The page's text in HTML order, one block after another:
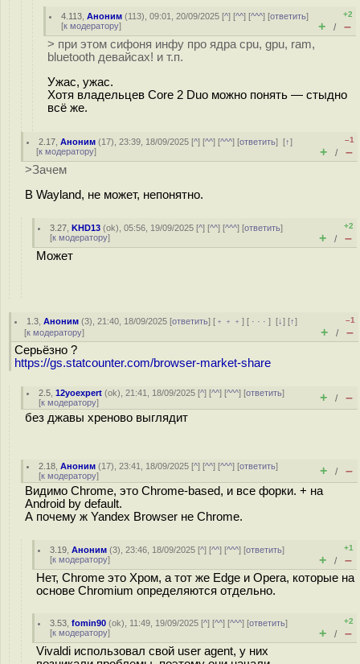
4.113 ,Аноним (113), 09:01, 20/09/2025 [^] [^^] [^^^] [ответить]
[к модератору]
+2
+ / –
> при этом сифоня инфу про ядра cpu, gpu, ram,
bluetooth девайсах! и т.п.
Ужас, ужас.
Хотя владельцев Core 2 Duo можно понять — стыдно
всё же.
2.17 ,Аноним (17), 23:39, 18/09/2025 [^] [^^] [^^^] [ответить][↑]
[к модератору]
–1
+ / –
>Зачем
В Wayland, не может, непонятно.
3.27 ,KHD13 (ok), 05:56, 19/09/2025 [^] [^^] [^^^] [ответить]
[к модератору]
+2
+ / –
Может
1.3 ,Аноним (3), 21:40, 18/09/2025 [ответить] [ ﹢﹢﹢] [ · · ·][↓] [↑]
[к модератору]
–1
+ / –
Серьёзно ?
https://gs.statcounter.com/browser-market-share
2.5 ,12yoexpert (ok), 21:41, 18/09/2025 [^] [^^] [^^^] [ответить]
[к модератору] + / –
без джавы хреново выглядит
2.18 ,Аноним (17), 23:41, 18/09/2025 [^] [^^] [^^^] [ответить]
[к модератору] + / –
Видимо Chrome, это Chrome-based, и все форки. + на
Android by default.
А почему ж Yandex Browser не Chrome.
3.19 ,Аноним (3), 23:46, 18/09/2025 [^] [^^] [^^^] [ответить]
[к модератору]
+1
+ / –
Нет, Chrome это Хром, а тот же Edge и Opera, которые на
основе Chromium определяются отдельно.
3.53 ,fomin90 (ok), 11:49, 19/09/2025 [^] [^^] [^^^] [ответить]
[к модератору]
+2
+ / –
Vivaldi использовал свой user agent, у них